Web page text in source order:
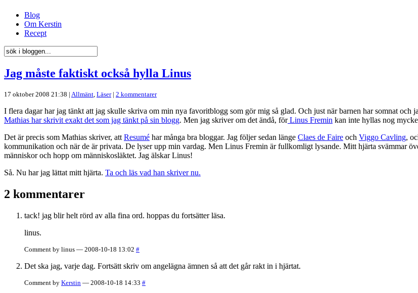
Blog
Om Kerstin
Recept
Jag måste faktiskt också hylla Linus
17 oktober 2008 21:38 | Allmänt, Läser| 2 kommentarer
I flera dagar har jag tänkt att jag skulle skriva om min nya favoritblogg som gör mig så glad. Och just när barnen har somnat och
Mathias har skrivit exakt det som jag tänkt på sin blogg. Men jag skriver om det ändå, förLinus Fremin kan inte hyllas nog
Det är precis som Mathias skriver, att Resumé har många bra bloggar. Jag följer sedan länge Claes de Faire och Viggo Cavling,
kommunikation och när de är privata. De lyser upp min vardag. Men Linus Fremin är fullkomligt lysande. Mitt hjärta svämmar
människor och hopp om människosläktet. Jag älskar Linus!
Så. Nu har jag lättat mitt hjärta. Ta och läs vad han skriver nu.
2 kommentarer
tack! jag blir helt rörd av alla fina ord. hoppas du fortsätter läsa.
linus.
Comment by linus — 2008-10-18 13:02 #
Det ska jag, varje dag. Fortsätt skriv om angelägna ämnen så att det går rakt in i hjärtat.
Comment by Kerstin — 2008-10-18 14:33 #